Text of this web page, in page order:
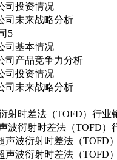
资情况
来战略分析
5
本情况
品竞争力分析
资情况
来战略分析
射时差法（TOFD）行业
衍射时差法（TOFD）
射时差法（TOFD）
射时差法（TOFD）